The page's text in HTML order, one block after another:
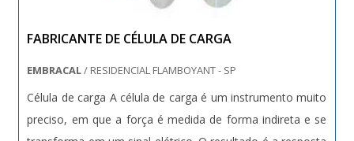
FABRICANTE DE CÉLULA DE CARGA
EMBRACAL/ RESIDENCIAL FLAMBOYANT - SP
Célula de carga A célula de carga é um instrumento muito
preciso, em que a força é medida de forma indireta e se